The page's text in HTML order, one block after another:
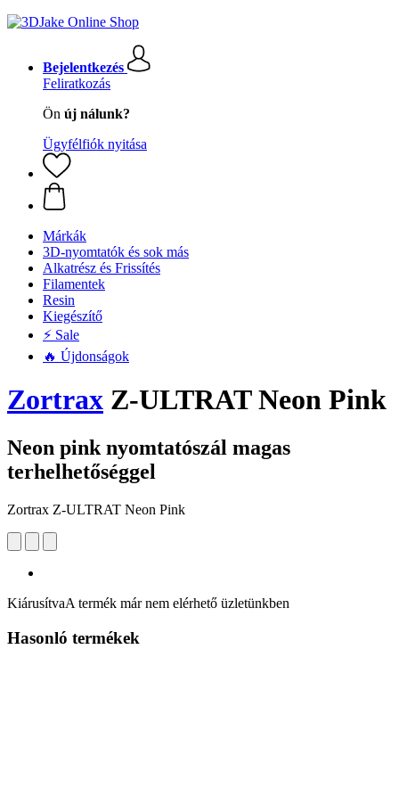
Bejelentkezés
Feliratkozás
Ön új nálunk?
Ügyfélfiók nyitása
Márkák
3D-nyomtatók és sok más
Alkatrész és Frissítés
Filamentek
Resin
Kiegészítő
⚡ Sale
🔥 Újdonságok
Zortrax Z-ULTRAT Neon Pink
Neon pink nyomtatószál magas
terhelhetőséggel
Zortrax Z-ULTRAT Neon Pink
KiárusítvaA termék már nem elérhető üzletünkben
Hasonló termékek